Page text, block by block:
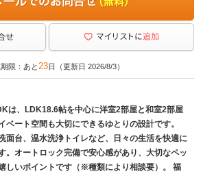
限：あと23日（更新日 2026/8/3）
は、LDK18.6帖を中心に洋室2部屋と和室2部屋
ベート空間も大切にできるゆとりの設計です。
面台、温水洗浄トイレなど、日々の生活を快適に
。オートロック完備で安心感があり、大切なペッ
しいポイントです（※種類により相談要）。 福